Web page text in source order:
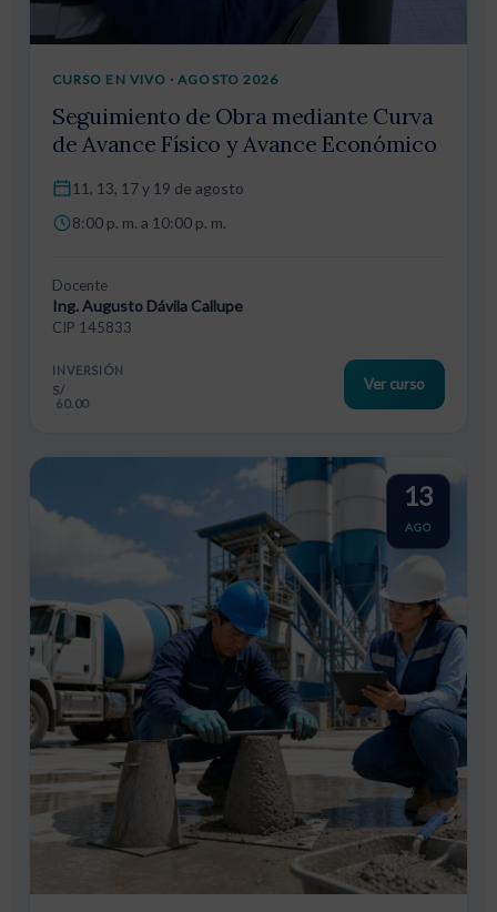
CURSO EN VIVO · AGOSTO 2026
Seguimiento de Obra mediante Curva
de Avance Físico y Avance Económico
11, 13, 17 y 19 de agosto
8:00 p. m. a 10:00 p. m.
Docente
Ing. Augusto Dávila Callupe
CIP 145833
INVERSIÓN
S/
60.00
Ver curso
13
AGO